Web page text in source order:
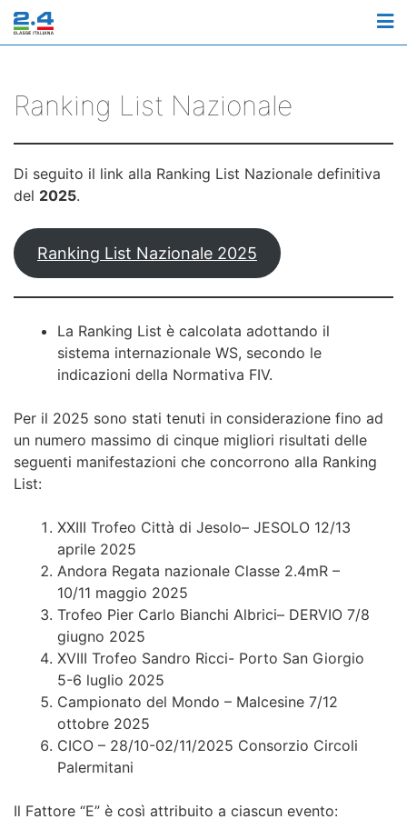
Ranking List Nazionale
Di seguito il link alla Ranking List Nazionale definitiva
del 2025.
Ranking List Nazionale 2025
La Ranking List è calcolata adottando il
sistema internazionale WS, secondo le
indicazioni della Normativa FIV.
Per il 2025 sono stati tenuti in considerazione fino ad
un numero massimo di cinque migliori risultati delle
seguenti manifestazioni che concorrono alla Ranking
List:
XXIII Trofeo Città di Jesolo– JESOLO 12/13
aprile 2025
Andora Regata nazionale Classe 2.4mR –
10/11 maggio 2025
Trofeo Pier Carlo Bianchi Albrici– DERVIO 7/8
giugno 2025
XVIII Trofeo Sandro Ricci- Porto San Giorgio
5-6 luglio 2025
Campionato del Mondo – Malcesine 7/12
ottobre 2025
CICO – 28/10-02/11/2025 Consorzio Circoli
Palermitani
Il Fattore “E” è così attribuito a ciascun evento: